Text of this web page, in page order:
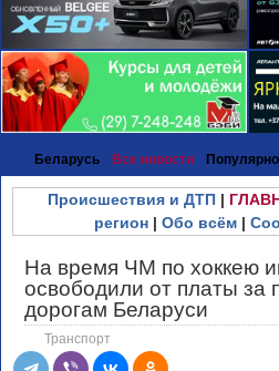
Беларусь Все новости
Происшествия и ДТП|
регион | Обо всём |
На время ЧМ по хоккею
освободили от платы за
дорогам Беларуси
Транспорт